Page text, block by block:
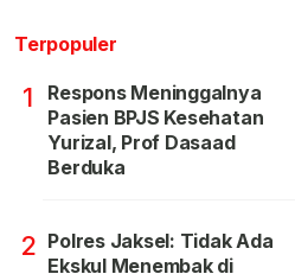
Terpopuler
1
Respons Meninggalnya
Pasien BPJS Kesehatan
Yurizal, Prof Dasaad
Berduka
2 Polres Jaksel: Tidak Ada
Ekskul Menembak di